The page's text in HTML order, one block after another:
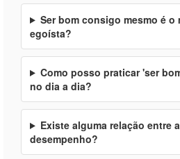
Ser bom consigo mesmo é o
egoísta?
Como posso praticar 'ser
no dia a dia?
Existe alguma relação entre
desempenho?